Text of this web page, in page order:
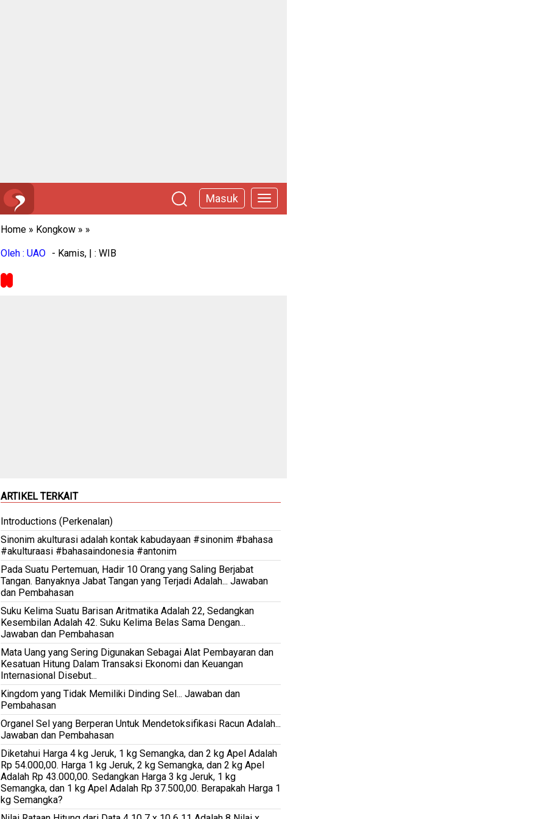
Masuk
Home » Kongkow » »
Oleh : UAO - Kamis, | : WIB
ARTIKEL TERKAIT
Introductions (Perkenalan)
Sinonim akulturasi adalah kontak kabudayaan #sinonim #bahasa
#akulturaasi #bahasaindonesia #antonim
Pada Suatu Pertemuan, Hadir 10 Orang yang Saling Berjabat
Tangan. Banyaknya Jabat Tangan yang Terjadi Adalah... Jawaban
dan Pembahasan
Suku Kelima Suatu Barisan Aritmatika Adalah 22, Sedangkan
Kesembilan Adalah 42. Suku Kelima Belas Sama Dengan...
Jawaban dan Pembahasan
Mata Uang yang Sering Digunakan Sebagai Alat Pembayaran dan
Kesatuan Hitung Dalam Transaksi Ekonomi dan Keuangan
Internasional Disebut...
Kingdom yang Tidak Memiliki Dinding Sel... Jawaban dan
Pembahasan
Organel Sel yang Berperan Untuk Mendetoksifikasi Racun Adalah...
Jawaban dan Pembahasan
Diketahui Harga 4 kg Jeruk, 1 kg Semangka, dan 2 kg Apel Adalah
Rp 54.000,00. Harga 1 kg Jeruk, 2 kg Semangka, dan 2 kg Apel
Adalah Rp 43.000,00. Sedangkan Harga 3 kg Jeruk, 1 kg
Semangka, dan 1 kg Apel Adalah Rp 37.500,00. Berapakah Harga 1
kg Semangka?